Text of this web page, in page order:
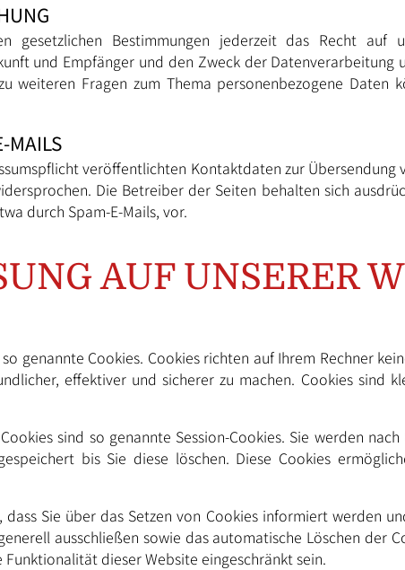
gesetzlichen Bestimmungen jederzeit das Recht auf
und Empfänger und den Zweck der
weiteren Fragen zum Thema personenbezogene
MAILS
veröffentlichten Kontaktdaten zur
Die Betreiber der Seiten behalten sich
durch Spam-E-Mails, vor.
AUF UNSERER
genannte Cookies. Cookies richten auf Ihrem Rechner
effektiver und sicherer zu machen. Cookies sind
sind so genannte Session-Cookies. Sie werden
bis Sie diese löschen. Diese Cookies
Sie über das Setzen von Cookies informiert werden
ausschließen sowie das automatische Löschen der
dieser Website eingeschränkt sein.